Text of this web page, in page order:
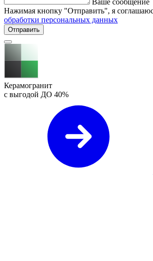
Нажимая кнопку "Отправить", я
обработки персональных данных
Отправить
Керамогранит
с выгодой ДО 40%